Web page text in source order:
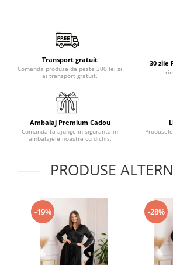
Transport gratuit
Comanda produse de peste 300 lei si
ai transport gratuit.
30 zile
Ambalaj Premium Cadou
Comanda ta ajunge in siguranta in
ambalajele noastre cu dichis.
PRODUSE
-19% -28%